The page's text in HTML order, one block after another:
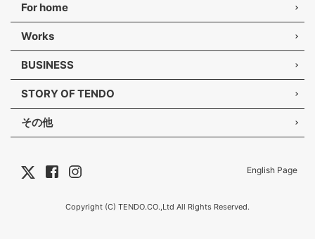
For home
Works
BUSINESS
STORY OF TENDO
その他
English Page
Copyright (C) TENDO.CO.,Ltd All Rights Reserved.